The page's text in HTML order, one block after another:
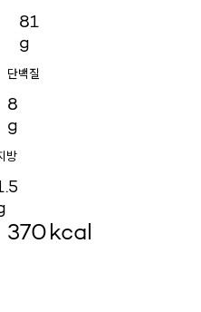
81
g
단백질
8
g
방
370kcal